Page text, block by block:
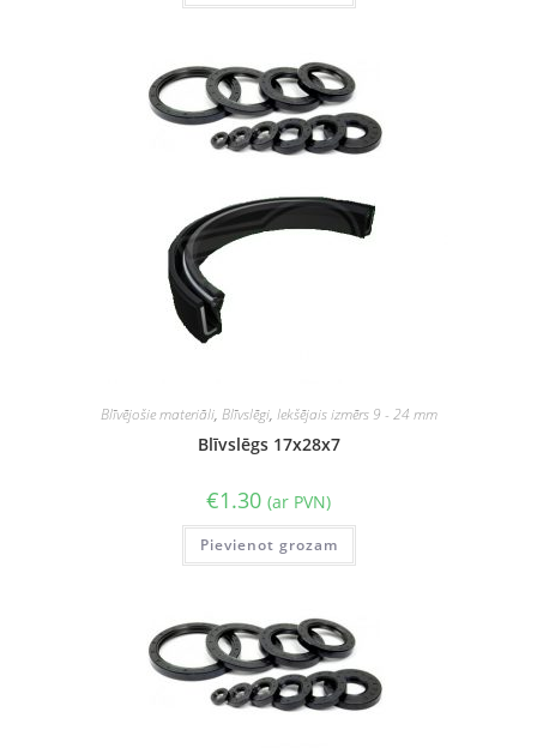
Blīvējošie materiāli, Blīvslēgi, Iekšējais izmērs 9 - 24 mm
Blīvslēgs 17x28x7
€1.30 (ar PVN)
Pievienot grozam